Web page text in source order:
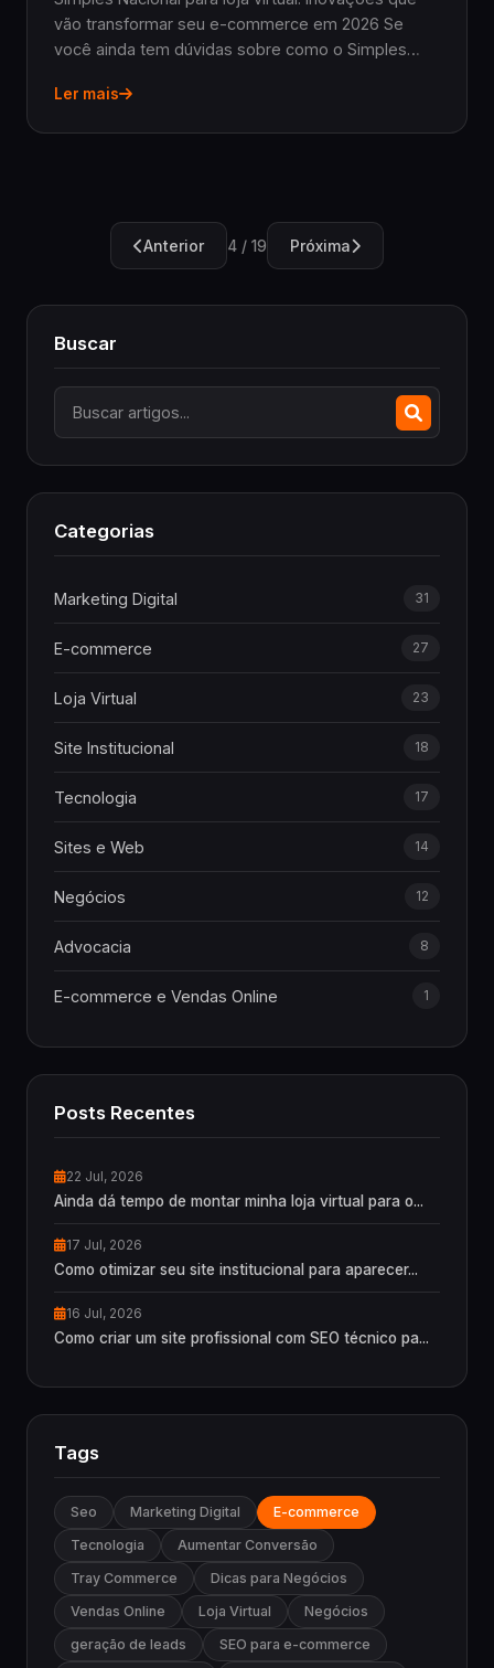
vão transformar seu e-commerce em 2026 Se
você ainda tem dúvidas sobre como o Simples
diretamente suas vendas online, saiba que 2026
Ler mais
Anterior 4 / 19 Próxima
Buscar
Categorias
Marketing Digital 31
E-commerce 27
Loja Virtual 23
Site Institucional 18
Tecnologia 17
Sites e Web 14
Negócios 12
Advocacia 8
E-commerce e Vendas Online 1
Posts Recentes
22 Jul, 2026
Ainda dá tempo de montar minha loja virtual para o...
17 Jul, 2026
Como otimizar seu site institucional para aparecer...
16 Jul, 2026
Como criar um site profissional com SEO técnico pa...
Tags
Seo Marketing Digital
E-commerce
Tecnologia
Aumentar Conversão
Tray Commerce
Dicas para Negócios
Vendas Online
Loja Virtual
Negócios
geração de leads
SEO para e-commerce